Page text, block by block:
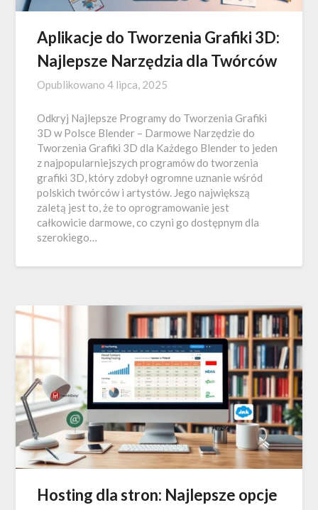
Aplikacje do Tworzenia Grafiki 3D:
Najlepsze Narzędzia dla Twórców
Opublikowano4 lipca, 2025
Odkryj Najlepsze Programy do Tworzenia Grafiki
3D w Polsce Blender – Darmowe Narzędzie do
Tworzenia Grafiki 3D dla Każdego Blender to jeden
z najpopularniejszych programów do tworzenia
grafiki 3D, który zdobył ogromne uznanie wśród
polskich twórców i artystów. Jego największą
zaletą jest to, że to oprogramowanie jest
całkowicie darmowe, co czyni go dostępnym dla
szerokiego…
Hosting dla stron: Najlepsze opcje